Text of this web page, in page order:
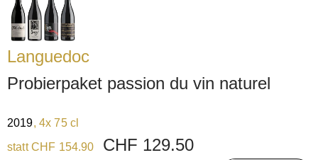
Languedoc
Probierpaket passion du vin naturel
2019, 4x 75 cl
statt CHF 154.90
CHF 129.50